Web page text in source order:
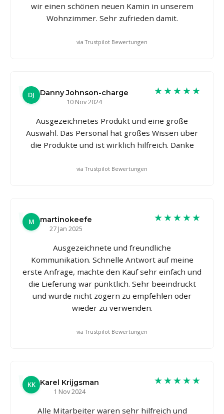
wir einen schönen neuen Kamin in unserem
Wohnzimmer. Sehr zufrieden damit.
via Trustpilot Bewertungen
DJ
Danny Johnson-charge
10 Nov 2024
★★★★★
Ausgezeichnetes Produkt und eine große
Auswahl. Das Personal hat großes Wissen über
die Produkte und ist wirklich hilfreich. Danke
via Trustpilot Bewertungen
M
martinokeefe
27 Jan 2025
★★★★★
Ausgezeichnete und freundliche
Kommunikation. Schnelle Antwort auf meine
erste Anfrage, machte den Kauf sehr einfach und
die Lieferung war pünktlich. Sehr beeindruckt
und würde nicht zögern zu empfehlen oder
wieder zu verwenden.
via Trustpilot Bewertungen
KK Karel Krijgsman
1 Nov 2024
★★★★★
Alle Mitarbeiter waren sehr hilfreich und